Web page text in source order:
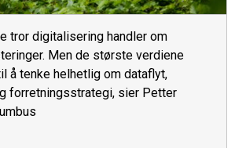
tror digitalisering handler om
Men de største verdiene
å tenke helhetlig om dataflyt,
forretningsstrategi, sier Petter